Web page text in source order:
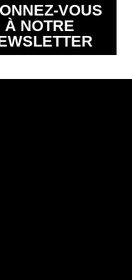
VOUS
À NOTRE